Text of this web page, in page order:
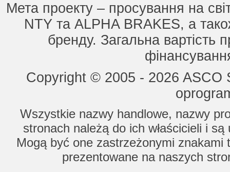
Мета проекту – просування на
NTY та ALPHA BRAKES, а
бренду. Загальна вартість
Copyright © 2005 - 2026
Wszystkie nazwy handlowe, nazwy
stronach należą do ich właścicieli i
Mogą być one zastrzeżonymi znakami
prezentowane na naszych